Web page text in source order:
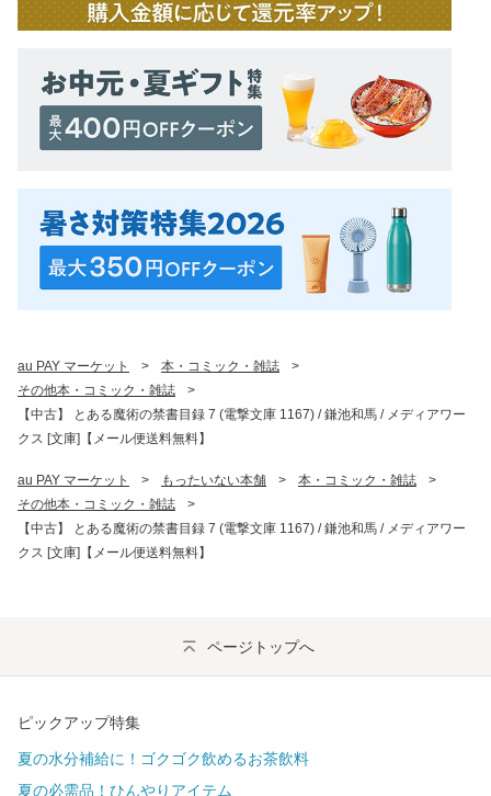
au PAY マーケット > 本・コミック・雑誌
>
その他本・コミック・雑誌
>
【中古】 とある魔術の禁書目録 7 (電撃文庫 1167) / 鎌池和馬 / メディアワー
クス [文庫]【メール便送料無料】
au PAY マーケット > もったいない本舗 > 本・コミック・雑誌
>
その他本・コミック・雑誌
>
【中古】 とある魔術の禁書目録 7 (電撃文庫 1167) / 鎌池和馬 / メディアワー
クス [文庫]【メール便送料無料】
ページトップへ
ピックアップ特集
夏の水分補給に！ゴクゴク飲めるお茶飲料
夏の必需品！ひんやりアイテム